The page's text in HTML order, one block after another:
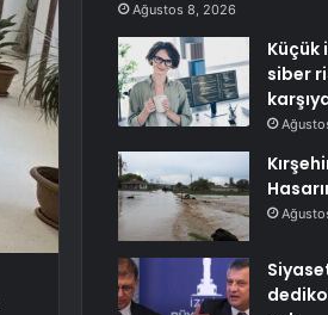
Ağustos 8, 2026
Küçük
siber